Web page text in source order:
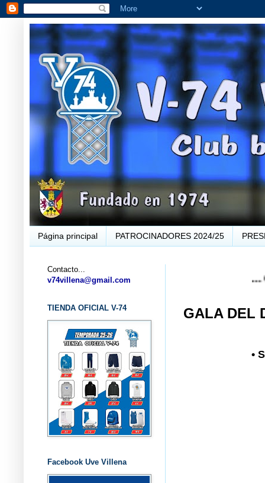
Página principal PATROCINADORES 2024/25
... CLUB
GALA DEL
•
Contacto...
v74villena@gmail.com
TIENDA OFICIAL V-74
Facebook Uve Villena